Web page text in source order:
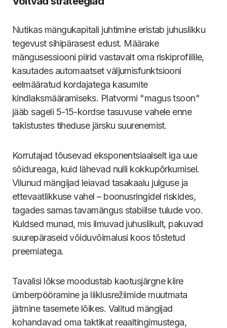
Nutikas mängukapitali juhtimine eristab juhuslikku
tegevust sihipärasest edust. Määrake
mängusessiooni piirid vastavalt oma riskiprofiilile,
kasutades automaatset väljumisfunktsiooni
eelmääratud kordajatega kasumite
kindlaksmääramiseks. Platvormi "magus tsoon"
jääb sageli 5-15-kordse tasuvuse vahele enne
takistustes tiheduse järsku suurenemist.
Korrutajad tõusevad eksponentsiaalselt iga uue
sõidureaga, kuid lähevad nulli kokkupõrkumisel.
Vilunud mängijad leiavad tasakaalu julguse ja
ettevaatlikkuse vahel – boonusringidel riskides,
tagades samas tavamängus stabiilse tulude voo.
Kuldsed munad, mis ilmuvad juhuslikult, pakuvad
suurepäraseid võiduvõimalusi koos tõstetud
preemiatega.
Tavalisi lõkse moodustab kaotusjärgne kiire
ümberpööramine ja liiklusrežiimide muutmata
jätmine tasemete lõikes. Valitud mängijad
kohandavad oma taktikat reaaltingimustega,